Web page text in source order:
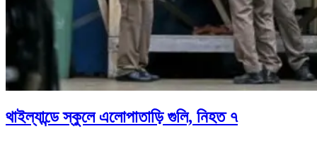
থাইল্যান্ডে স্কুলে এলোপাতাড়ি গুলি, নিহত ৭